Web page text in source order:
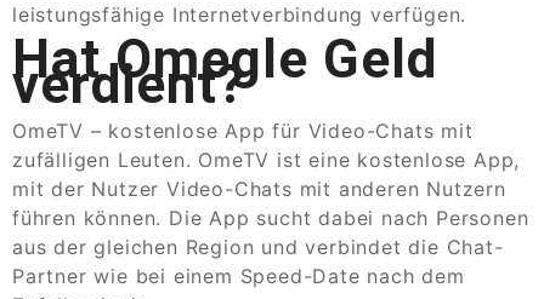
leistungsfähige Internetverbindung verfügen.
Hat Omegle Geld
verdient?
OmeTV – kostenlose App für Video-Chats mit
zufälligen Leuten. OmeTV ist eine kostenlose App,
mit der Nutzer Video-Chats mit anderen Nutzern
führen können. Die App sucht dabei nach Personen
aus der gleichen Region und verbindet die Chat-
Partner wie bei einem Speed-Date nach dem